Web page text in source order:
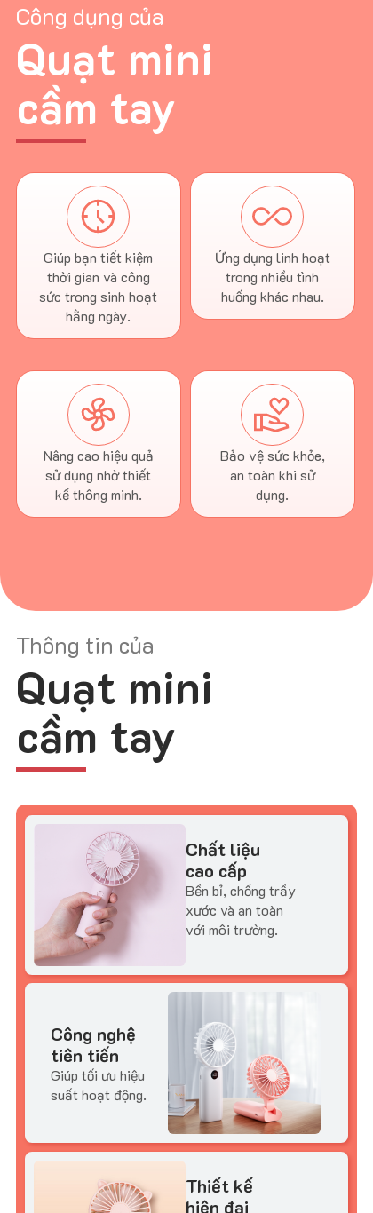
Công dụng của
Quạt mini
cầm tay
Giúp bạn tiết kiệm
thời gian và công
sức trong sinh hoạt
hằng ngày.
Ứng dụng linh hoạt
trong nhiều tình
huống khác nhau.
Nâng cao hiệu quả
sử dụng nhờ thiết
kế thông minh.
Bảo vệ sức khỏe,
an toàn khi sử
dụng.
Thông tin của
Quạt mini
cầm tay
Chất liệu
cao cấp
Bền bỉ, chống trầy
xước và an toàn
với môi trường.
Thiết kế
hiện đại
Công nghệ
tiên tiến
Giúp tối ưu hiệu
suất hoạt động.